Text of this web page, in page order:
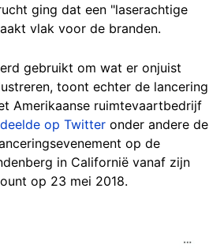
ging dat een "laserachtige
vlak voor de branden.
gebruikt om wat er onjuist
toont echter de lancering
Amerikaanse ruimtevaartbedrijf
deelde op Twitter onder andere de
op de
in Californië vanaf zijn
op 23 mei 2018.